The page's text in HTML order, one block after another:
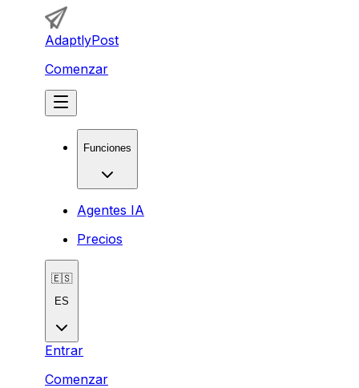
AdaptlyPost
Comenzar
Funciones
Agentes IA
Precios
🇪🇸
ES
Entrar
Comenzar